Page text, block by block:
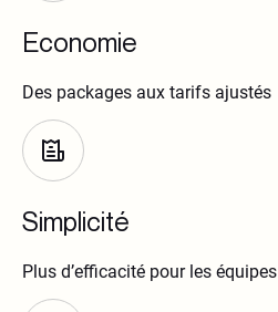
Economie
Des packages aux tarifs ajustés
Simplicité
Plus d’efficacité pour les équipes